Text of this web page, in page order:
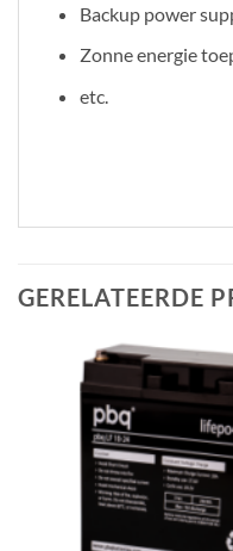
Backup power
Zonne energie
etc.
GERELATEERDE